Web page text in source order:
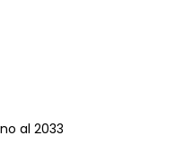
al 2033